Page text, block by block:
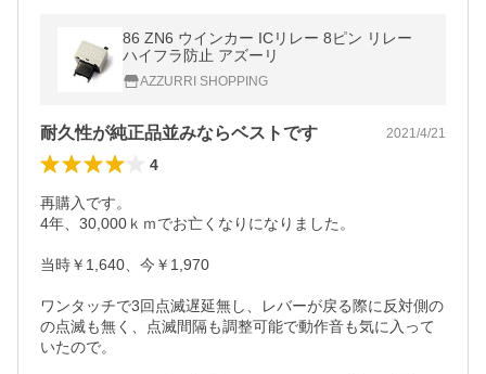
86 ZN6 ウインカー ICリレー 8ピン リレー
ハイフラ防止 アズーリ
AZZURRI SHOPPING
耐久性が純正品並みならベストです 2021/4/21
4
再購入です。
4年、30,000ｋｍでお亡くなりになりました。
当時￥1,640、今￥1,970
ワンタッチで3回点滅遅延無し、レバーが戻る際に反対側の
の点滅も無く、点滅間隔も調整可能で動作音も気に入って
いたので。